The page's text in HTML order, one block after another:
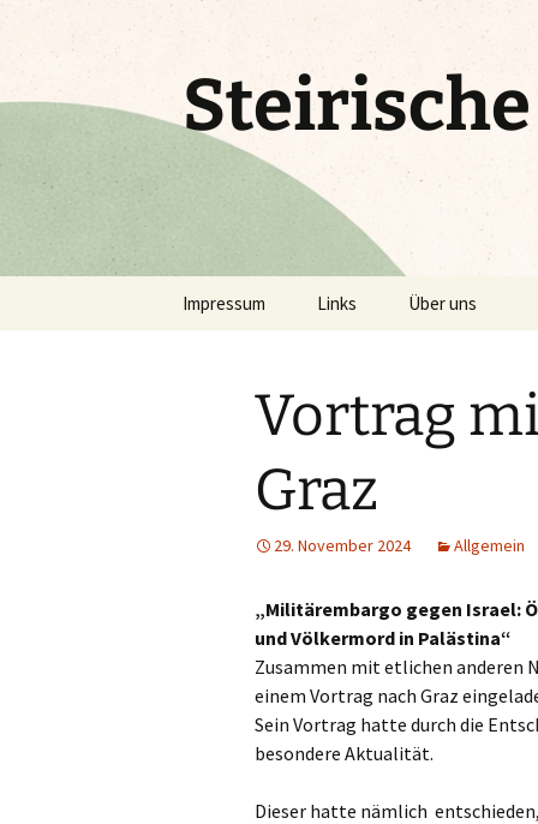
Impressum Links Über uns
Vortrag
Graz
29. November 2024 Allgemein
„Militärembargo gegen Israel:
und Völkermord in Palästina“
Zusammen mit etlichen anderen
einem Vortrag nach Graz
Sein Vortrag hatte durch die
besondere Aktualität.
Dieser hatte nämlich